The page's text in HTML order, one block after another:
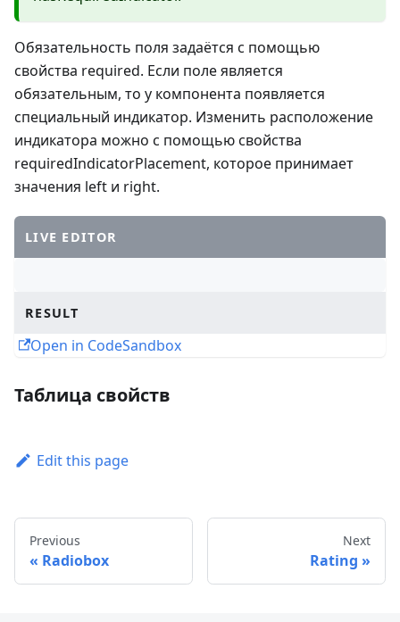
Обязательность поля задаётся с помощью
свойства required. Если поле является
обязательным, то у компонента появляется
специальный индикатор. Изменить расположение
индикатора можно с помощью свойства
requiredIndicatorPlacement, которое принимает
значения left и right.
LIVE EDITOR
RESULT
Open in CodeSandbox
Таблица свойств
Edit this page
Previous
Radiobox
Next
Rating